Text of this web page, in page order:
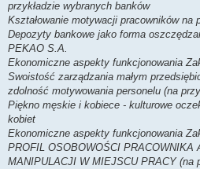
przykładzie wybranych banków
Kształowanie motywacji pracowników na
Depozyty bankowe jako forma
PEKAO S.A.
Ekonomiczne aspekty funkcjonowania
Swoistość zarządzania małym
zdolność motywowania personelu (na
Piękno męskie i kobiece - kulturowe
kobiet
Ekonomiczne aspekty funkcjonowania
PROFIL OSOBOWOŚCI PRACOWNIKA
MANIPULACJI W MIEJSCU PRACY (na